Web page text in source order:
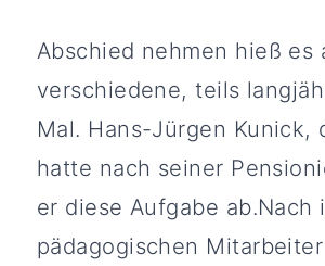
Abschied nehmen hieß
verschiedene, teils
Mal. Hans-Jürgen Kunick,
hatte nach seiner
er diese Aufgabe
pädagogischen